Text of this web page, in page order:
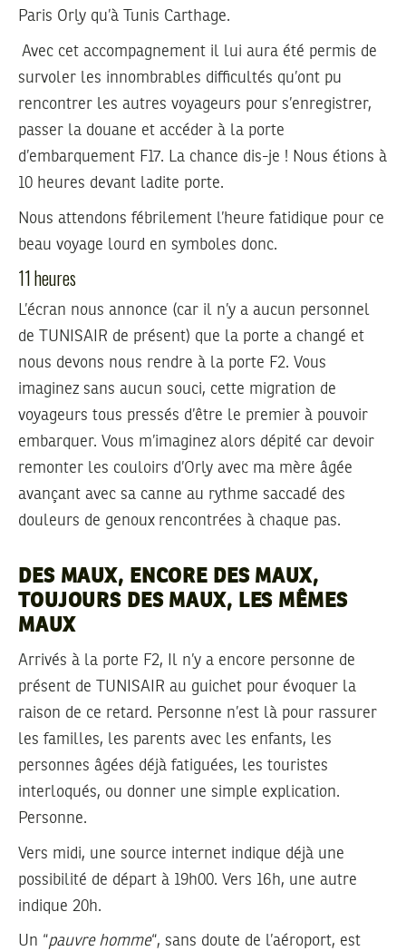
Paris Orly qu’à Tunis Carthage.
Avec cet accompagnement il lui aura été permis de
survoler les innombrables difficultés qu’ont pu
rencontrer les autres voyageurs pour s’enregistrer,
passer la douane et accéder à la porte
d’embarquement F17. La chance dis-je ! Nous étions à
10 heures devant ladite porte.
Nous attendons fébrilement l’heure fatidique pour ce
beau voyage lourd en symboles donc.
11 heures
L’écran nous annonce (car il n’y a aucun personnel
de TUNISAIR de présent) que la porte a changé et
nous devons nous rendre à la porte F2. Vous
imaginez sans aucun souci, cette migration de
voyageurs tous pressés d’être le premier à pouvoir
embarquer. Vous m’imaginez alors dépité car devoir
remonter les couloirs d’Orly avec ma mère âgée
avançant avec sa canne au rythme saccadé des
douleurs de genoux rencontrées à chaque pas.
DES MAUX, ENCORE DES MAUX,
TOUJOURS DES MAUX, LES MÊMES
MAUX
Arrivés à la porte F2, Il n’y a encore personne de
présent de TUNISAIR au guichet pour évoquer la
raison de ce retard. Personne n’est là pour rassurer
les familles, les parents avec les enfants, les
personnes âgées déjà fatiguées, les touristes
interloqués, ou donner une simple explication.
Personne.
Vers midi, une source internet indique déjà une
possibilité de départ à 19h00. Vers 16h, une autre
indique 20h.
Un “pauvre homme“, sans doute de l’aéroport, est